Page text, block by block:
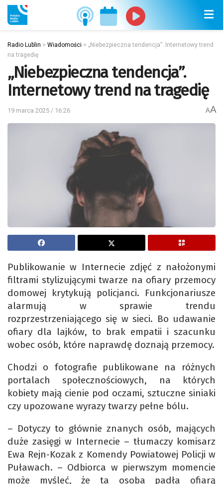
Radio Lublin > Wiadomości > „Niebezpieczna tendencja”. Internetowy trend
na tragedię
„Niebezpieczna tendencja”.
Internetowy trend na tragedię
19 marca 2025 / 16:26 AA
Publikowanie w Internecie zdjęć z nałożonymi
filtrami stylizującymi twarze na ofiary przemocy
domowej krytykują policjanci. Funkcjonariusze
alarmują w sprawie trendu
rozprzestrzeniającego się w sieci. Bo udawanie
ofiary dla lajków, to brak empatii i szacunku
wobec osób, które naprawdę doznają przemocy.
Chodzi o fotografie publikowane na różnych
portalach społecznościowych, na których
kobiety mają cienie pod oczami, sztuczne siniaki
czy upozowane wyrazy twarzy pełne bólu.
– Dotyczy to głównie znanych osób, mających
duże zasięgi w Internecie – tłumaczy komisarz
Ewa Rejn-Kozak z Komendy Powiatowej Policji w
Puławach. – Odbiorca w pierwszym momencie
może myśleć, że ta osoba padła ofiarą